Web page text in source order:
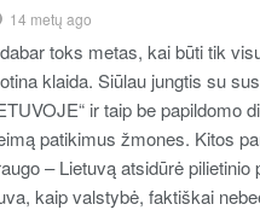
14 metų ago
toks metas, kai būti tik
klaida. Siūlau jungtis su
ir taip be papildomo
patikimus žmones. Kitos
– Lietuvą atsidūrė pilietinio
kaip valstybė, faktiškai